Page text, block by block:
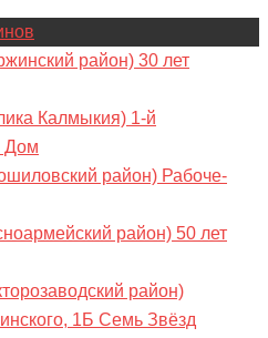
район) 30 лет
Калмыкия) 1-й
Дом
район) Рабоче-
район) 50 лет
район)
1Б Семь Звёзд